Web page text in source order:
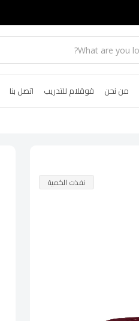
من نحن قوقلام للتدريب اتصل بنا
نفذت الكمية